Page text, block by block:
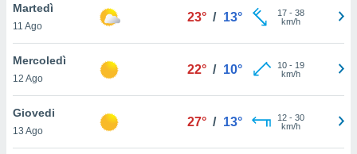
un
la
nella
Martedì
11 Ago
23° / 13° 17- 38
km/h
Mercoledì
12 Ago
22° / 10° 10- 19
km/h
Giovedi
13 Ago
27° / 13° 12- 30
km/h